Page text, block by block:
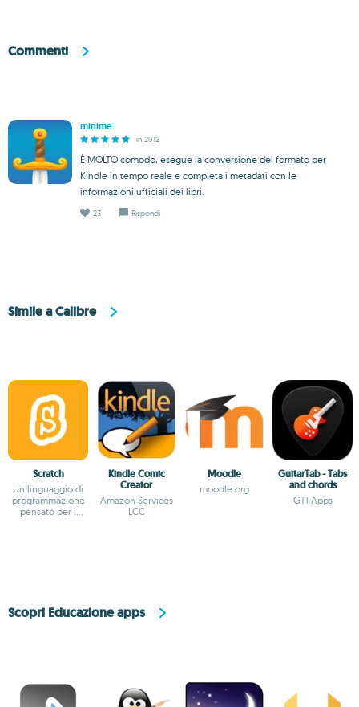
Commenti
minime
in 2012
È MOLTO comodo, esegue la conversione del formato per
Kindle in tempo reale e completa i metadati con le
informazioni ufficiali dei libri.
23 Rispondi
Simile a Calibre
Scratch
Un linguaggio di
programmazione
pensato per i
Kindle Comic
Creator
Amazon Services
LCC
Moodle
moodle.org
GuitarTab - Tabs
and chords
GT1 Apps
Scopri Educazione apps